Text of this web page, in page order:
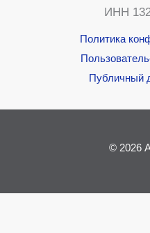
ИНН
Политика
Публичный
© 2026